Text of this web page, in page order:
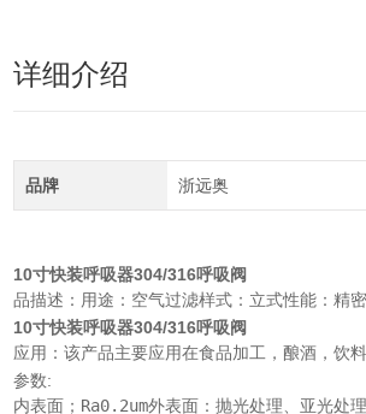
详细介绍
品牌 浙远奥
10寸快装呼吸器304/316呼吸阀
品描述：用途：空气过滤样式：立式性能：精
10寸快装呼吸器304/316呼吸阀
应用：该产品主要应用在食品加工，酿酒，饮
参数:
内表面；Ra0.2um外表面：抛光处理、亚光